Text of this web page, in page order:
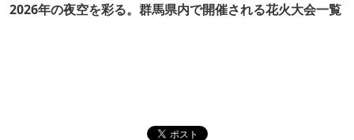
2026年の夜空を彩る。群馬県内で開催される花火大会一覧